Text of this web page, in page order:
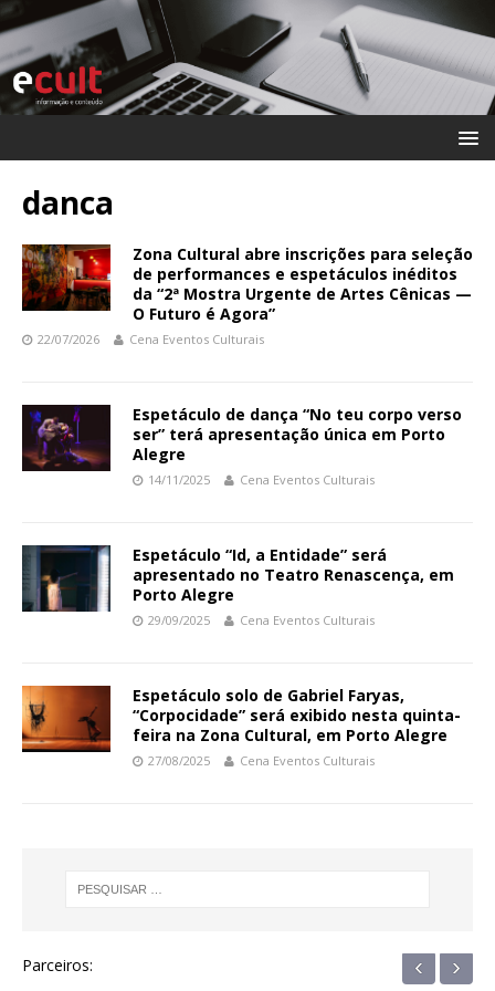
danca
Zona Cultural abre inscrições para seleção
de performances e espetáculos inéditos
da “2ª Mostra Urgente de Artes Cênicas —
O Futuro é Agora”
22/07/2026 Cena Eventos Culturais
Espetáculo de dança “No teu corpo verso
ser” terá apresentação única em Porto
Alegre
14/11/2025 Cena Eventos Culturais
Espetáculo “Id, a Entidade” será
apresentado no Teatro Renascença, em
Porto Alegre
29/09/2025 Cena Eventos Culturais
Espetáculo solo de Gabriel Faryas,
“Corpocidade” será exibido nesta quinta-
feira na Zona Cultural, em Porto Alegre
27/08/2025 Cena Eventos Culturais
Parceiros: ‹ ›